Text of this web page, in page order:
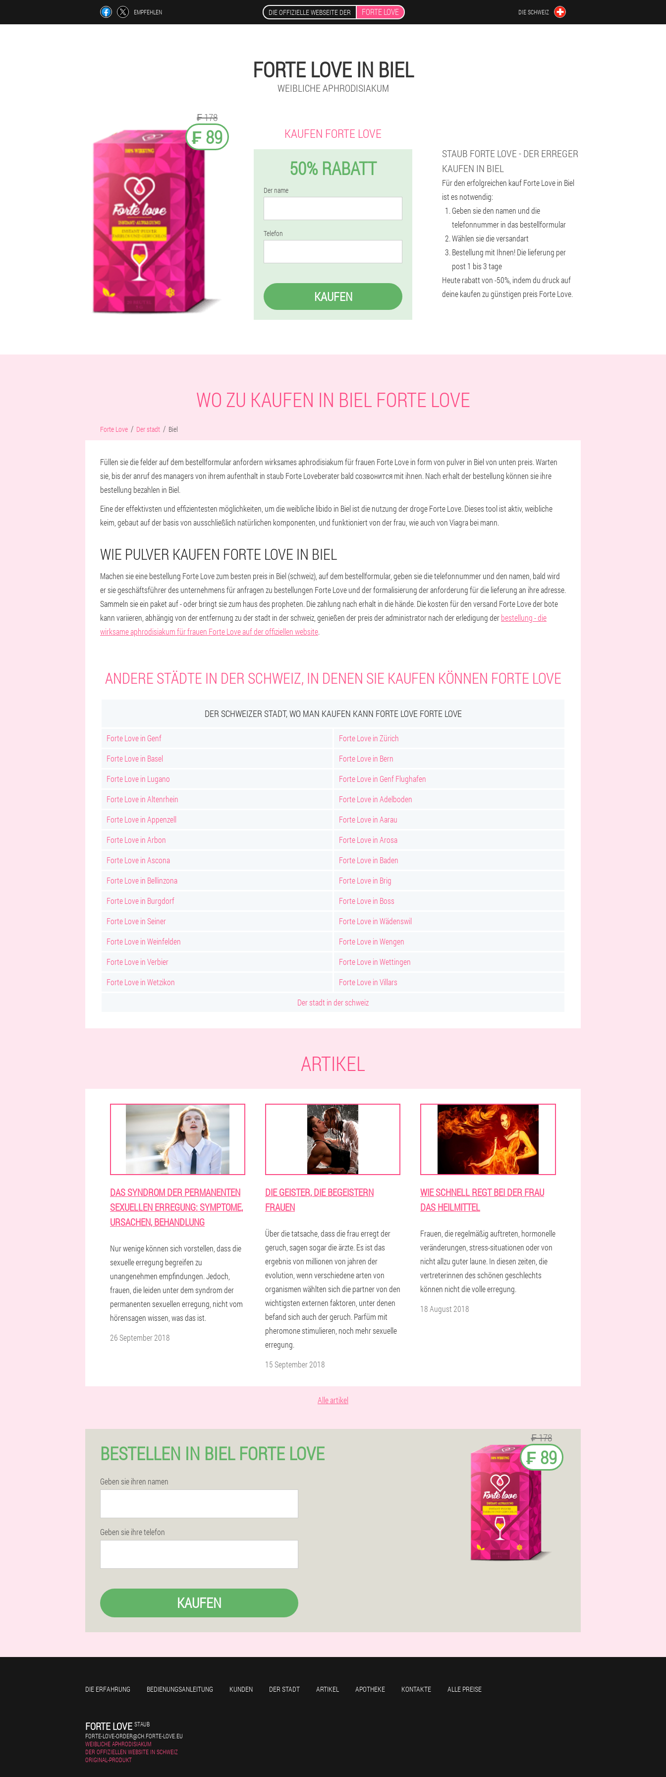
EMPFEHLEN DIE OFFIZIELLE WEBSEITE DER FORTE LOVE DIE SCHWEIZ
FORTE LOVE IN BIEL
WEIBLICHE APHRODISIAKUM
₣ 178
₣ 89 KAUFEN FORTE LOVE
50% RABATT
Der name
Telefon
KAUFEN
STAUB FORTE LOVE - DER ERREGER
KAUFEN IN BIEL
Für den erfolgreichen kauf Forte Love in Biel
ist es notwendig:
Geben sie den namen und die
telefonnummer in das bestellformular
Wählen sie die versandart
Bestellung mit Ihnen! Die lieferung per
post 1 bis 3 tage
Heute rabatt von -50%, indem du druck auf
deine kaufen zu günstigen preis Forte Love.
WO ZU KAUFEN IN BIEL FORTE LOVE
Forte Love Der stadt Biel
Füllen sie die felder auf dem bestellformular anfordern wirksames aphrodisiakum für frauen Forte Love in form von pulver in Biel von unten preis. Warten
sie, bis der anruf des managers von ihrem aufenthalt in staub Forte Loveberater bald созвонится mit ihnen. Nach erhalt der bestellung können sie ihre
bestellung bezahlen in Biel.
Eine der effektivsten und effizientesten möglichkeiten, um die weibliche libido in Biel ist die nutzung der droge Forte Love. Dieses tool ist aktiv, weibliche
keim, gebaut auf der basis von ausschließlich natürlichen komponenten, und funktioniert von der frau, wie auch von Viagra bei mann.
WIE PULVER KAUFEN FORTE LOVE IN BIEL
Machen sie eine bestellung Forte Love zum besten preis in Biel (schweiz), auf dem bestellformular, geben sie die telefonnummer und den namen, bald wird
er sie geschäftsführer des unternehmens für anfragen zu bestellungen Forte Love und der formalisierung der anforderung für die lieferung an ihre adresse.
Sammeln sie ein paket auf - oder bringt sie zum haus des propheten. Die zahlung nach erhalt in die hände. Die kosten für den versand Forte Love der bote
kann variieren, abhängig von der entfernung zu der stadt in der schweiz, genießen der preis der administrator nach der erledigung derbestellung - die
wirksame aphrodisiakum für frauen Forte Love auf der offiziellen website.
ANDERE STÄDTE IN DER SCHWEIZ, IN DENEN SIE KAUFEN KÖNNEN FORTE LOVE
DER SCHWEIZER STADT, WO MAN KAUFEN KANN FORTE LOVE FORTE LOVE
Forte Love in Genf
Forte Love in Zürich
Forte Love in Basel
Forte Love in Bern
Forte Love in Lugano
Forte Love in Genf Flughafen
Forte Love in Altenrhein
Forte Love in Adelboden
Forte Love in Appenzell
Forte Love in Aarau
Forte Love in Arbon
Forte Love in Arosa
Forte Love in Ascona
Forte Love in Baden
Forte Love in Bellinzona
Forte Love in Brig
Forte Love in Burgdorf
Forte Love in Boss
Forte Love in Seiner
Forte Love in Wädenswil
Forte Love in Weinfelden
Forte Love in Wengen
Forte Love in Verbier
Forte Love in Wettingen
Forte Love in Wetzikon
Forte Love in Villars
Der stadt in der schweiz
ARTIKEL
DAS SYNDROM DER PERMANENTEN
SEXUELLEN ERREGUNG: SYMPTOME,
URSACHEN, BEHANDLUNG
Nur wenige können sich vorstellen, dass die
sexuelle erregung begreifen zu
unangenehmen empfindungen. Jedoch,
frauen, die leiden unter dem syndrom der
permanenten sexuellen erregung, nicht vom
hörensagen wissen, was das ist.
26 September 2018
DIE GEISTER, DIE BEGEISTERN
FRAUEN
Über die tatsache, dass die frau erregt der
geruch, sagen sogar die ärzte. Es ist das
ergebnis von millionen von jahren der
evolution, wenn verschiedene arten von
organismen wählten sich die partner von den
wichtigsten externen faktoren, unter denen
befand sich auch der geruch. Parfüm mit
pheromone stimulieren, noch mehr sexuelle
erregung.
15 September 2018
WIE SCHNELL REGT BEI DER FRAU
DAS HEILMITTEL
Frauen, die regelmäßig auftreten, hormonelle
veränderungen, stress-situationen oder von
nicht allzu guter laune. In diesen zeiten, die
vertreterinnen des schönen geschlechts
können nicht die volle erregung.
18 August 2018
Alle artikel
BESTELLEN IN BIEL FORTE LOVE
Geben sie ihren namen
Geben sie ihre telefon
KAUFEN
₣ 178
₣ 89
DIE ERFAHRUNG BEDIENUNGSANLEITUNG KUNDEN DER STADT ARTIKEL APOTHEKE KONTAKTE ALLE PREISE
FORTE LOVE STAUB
FORTE-LOVE-ORDER@CH.FORTE-LOVE.EU
WEIBLICHE APHRODISIAKUM
DER OFFIZIELLEN WEBSITE IN SCHWEIZ
ORIGINAL-PRODUKT